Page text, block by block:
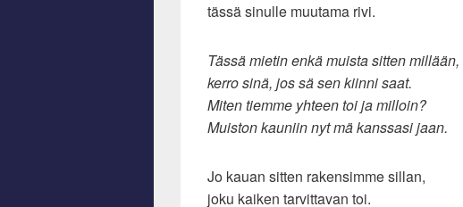
tässä sinulle muutama rivi.
Tässä mietin enkä muista sitten millään,
kerro sinä, jos sä sen kiinni saat.
Miten tiemme yhteen toi ja milloin?
Muiston kauniin nyt mä kanssasi jaan.
Jo kauan sitten rakensimme sillan,
joku kaiken tarvittavan toi.